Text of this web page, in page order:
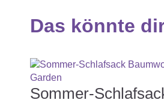
Das könnte
Sommer-